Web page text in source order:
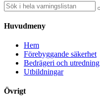
Huvudmeny
Hem
Förebyggande säkerhet
Bedrägeri och utredning
Utbildningar
Övrigt